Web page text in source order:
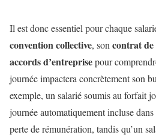
Il est donc essentiel pour chaque
convention collective, son contrat
accords d’entreprisepour
journée impactera concrètement son
exemple, un salarié soumis au forfait
journée automatiquement incluse
perte de rémunération, tandis qu’un